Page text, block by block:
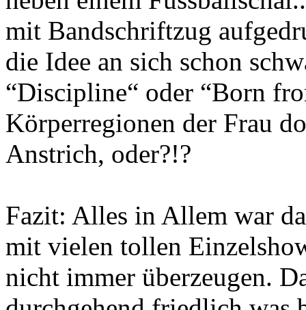
mit Bandschriftzug
die Idee an sich schon
“Discipline“ oder “Born
Körperregionen der Frau
Anstrich, oder?!?
Fazit: Alles in Allem war
mit vielen tollen
nicht immer überzeugen.